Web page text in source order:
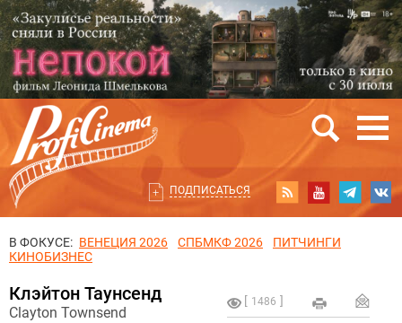
ПОДПИСАТЬСЯ
В ФОКУСЕ: ВЕНЕЦИЯ 2026 СПБМКФ 2026
ПИТЧИНГИ
КИНОБИЗНЕС
1486
Клэйтон Таунсенд
Clayton Townsend